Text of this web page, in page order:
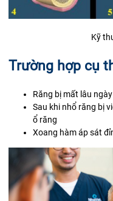
Kỹ
Trường hợp cụ
Răng bị mất lâu ngày
Sau khi nhổ răng bị
ổ răng
Xoang hàm áp sát